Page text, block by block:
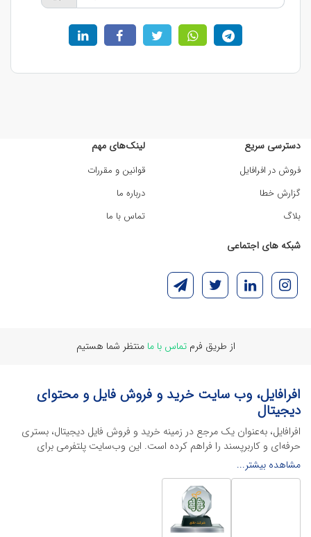
دسترسی سریع
فروش در افرافایل
گزارش خطا
بلاگ
لینک‌های مهم
قوانین و مقررات
درباره ما
تماس با ما
شبکه های اجتماعی
از طریق فرمتماس با ما منتظر شما هستیم
افرافایل، وب سایت خرید و فروش فایل و محتوای
دیجیتال
افرافایل، به‌عنوان یک مرجع در زمینه خرید و فروش فایل دیجیتال، بستری
حرفه‌ای و کاربرپسند را فراهم کرده است. این وب‌سایت‌ پلتفرمی برای
طراحان، دانشجویان و فریلنسرها ایجاد می‌کند تا به راحتی محصولات
دیجیتال خود را به فروش رسانده یا از محتواهایی باکیفیت برای پیشبرد
اهدافشان استفاده کنند.
این سایت با ارائه تنوع گسترده‌ای از محصولات دیجیتال از انواع فایل های
لایه باز نرم افراهای ادیت ویدئو گرفته تا فایل لایه باز فتوشاپ، ایلاستریتور و
مشاهده بیشتر...